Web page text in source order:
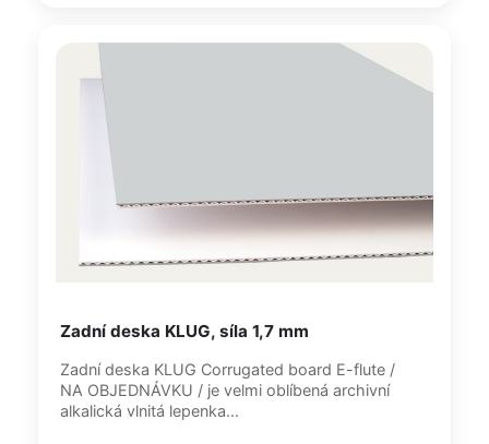
Zadní deska KLUG, síla 1,7 mm
Zadní deska KLUG Corrugated board E-flute /
NA OBJEDNÁVKU / je velmi oblíbená archivní
alkalická vlnitá lepenka...